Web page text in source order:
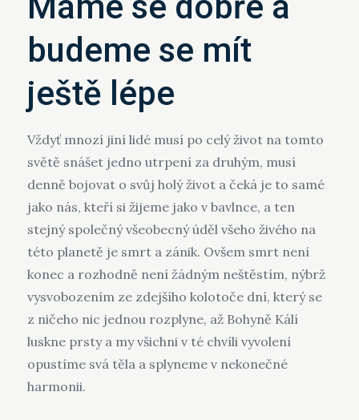
budeme se mít
ještě lépe
Vždyť mnozí jiní lidé musí po celý život na tomto
světě snášet jedno utrpení za druhým, musí
denně bojovat o svůj holý život a čeká je to samé
jako nás, kteří si žijeme jako v bavlnce, a ten
stejný společný všeobecný úděl všeho živého na
této planetě je smrt a zánik. Ovšem smrt není
konec a rozhodně není žádným neštěstím, nýbrž
vysvobozením ze zdejšího kolotoče dní, který se
z ničeho nic jednou rozplyne, až Bohyně Kálí
luskne prsty a my všichni v té chvíli vyvolení
opustíme svá těla a splyneme v nekonečné
harmonii.